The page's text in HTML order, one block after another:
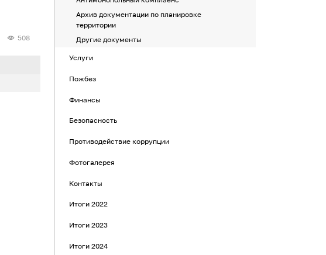
508
Архив документации по планировке
территории
Другие документы
Услуги
Пожбез
Финансы
Безопасность
Противодействие коррупции
Фотогалерея
Контакты
Итоги 2022
Итоги 2023
Итоги 2024